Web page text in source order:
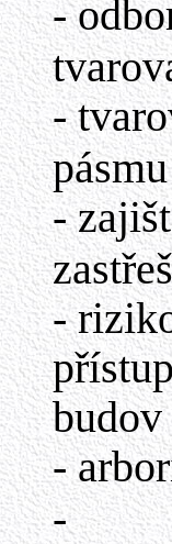
-
-
-
-
-
-